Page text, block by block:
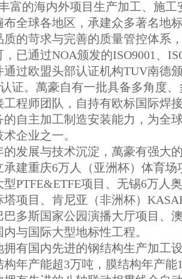
富的海内外项目生产加工、施工
布全球各地区，承建众多著名地
质的苛求与完善的质量管控体系
已通过NOA颁发的ISO9001、
过欧盟头部认证机构TUV南德
认证。萬豪自有一批具备多角度
工程师团队，自持有欧标国际焊
自主加工制造安装能力，为全
企业之一。
的发展与技术沉淀，萬豪有强大
承建重庆6万人（亚洲杯）体育场
PTFE&ETFE项目、无锡6万人
塔项目、肯尼亚（非洲杯）
巴多斯国家公园演播大厅项目、
与国际大型地标性工程。
拥有国内先进的钢结构生产加工
构年产能超3万吨，膜结构年产能